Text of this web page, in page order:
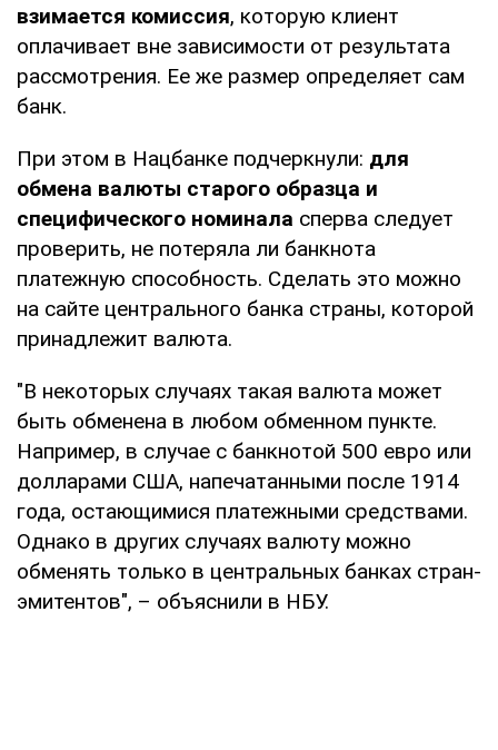
взимается комиссия, которую клиент
оплачивает вне зависимости от результата
рассмотрения. Ее же размер определяет сам
банк.
При этом в Нацбанке подчеркнули: для
обмена валюты старого образца и
специфического номинала сперва следует
проверить, не потеряла ли банкнота
платежную способность. Сделать это можно
на сайте центрального банка страны, которой
принадлежит валюта.
"В некоторых случаях такая валюта может
быть обменена в любом обменном пункте.
Например, в случае с банкнотой 500 евро или
долларами США, напечатанными после 1914
года, остающимися платежными средствами.
Однако в других случаях валюту можно
обменять только в центральных банках стран-
эмитентов", – объяснили в НБУ.